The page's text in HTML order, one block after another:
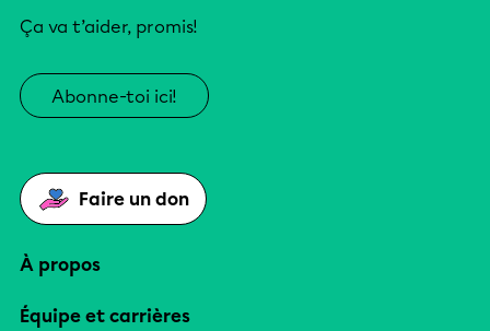
Ça va t’aider, promis!
Abonne-toi ici!
Faire un don
À propos
Équipe et carrières